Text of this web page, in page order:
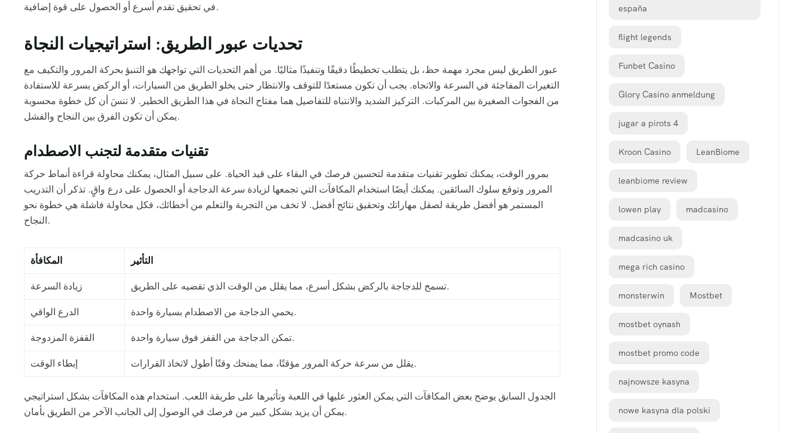
في تحقيق تقدم أسرع أو الحصول على قوة إضافية.
تحديات عبور الطريق: استراتيجيات النجاة
عبور الطريق ليس مجرد مهمة حظ، بل يتطلب تخطيطًا دقيقًا وتنفيذًا مثاليًا. من أهم التحديات التي تواجهك هو التنبؤ بحركة المرور والتكيف مع
التغيرات المفاجئة في السرعة والاتجاه. يجب أن تكون مستعدًا للتوقف والانتظار حتى يخلو الطريق من السيارات، أو الركض بسرعة للاستفادة
من الفجوات الصغيرة بين المركبات. التركيز الشديد والانتباه للتفاصيل هما مفتاح النجاة في هذا الطريق الخطير. لا تنسَ أن كل خطوة محسوبة
يمكن أن تكون الفرق بين النجاح والفشل.
تقنيات متقدمة لتجنب الاصطدام
بمرور الوقت، يمكنك تطوير تقنيات متقدمة لتحسين فرصك في البقاء على قيد الحياة. على سبيل المثال، يمكنك محاولة قراءة أنماط حركة
المرور وتوقع سلوك السائقين. يمكنك أيضًا استخدام المكافآت التي تجمعها لزيادة سرعة الدجاجة أو الحصول على درع واقٍ. تذكر أن التدريب
المستمر هو أفضل طريقة لصقل مهاراتك وتحقيق نتائج أفضل. لا تخف من التجربة والتعلم من أخطائك، فكل محاولة فاشلة هي خطوة نحو
النجاح.
المكافأة التأثير
زيادة السرعة تسمح للدجاجة بالركض بشكل أسرع، مما يقلل من الوقت الذي تقضيه على الطريق.
الدرع الواقي يحمي الدجاجة من الاصطدام بسيارة واحدة.
القفزة المزدوجة تمكن الدجاجة من القفز فوق سيارة واحدة.
إبطاء الوقت يقلل من سرعة حركة المرور مؤقتًا، مما يمنحك وقتًا أطول لاتخاذ القرارات.
الجدول السابق يوضح بعض المكافآت التي يمكن العثور عليها في اللعبة وتأثيرها على طريقة اللعب. استخدام هذه المكافآت بشكل استراتيجي
يمكن أن يزيد بشكل كبير من فرصك في الوصول إلى الجانب الآخر من الطريق بأمان.
españa
flight legends
Funbet Casino
Glory Casino anmeldung
jugar a pirots 4
Kroon Casino LeanBiome
leanbiome review
lowen play madcasino
madcasino uk
mega rich casino
monsterwin Mostbet
mostbet oynash
mostbet promo code
najnowsze kasyna
nowe kasyna dla polski